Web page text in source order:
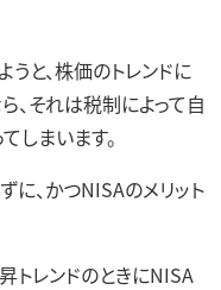
と、株価のトレンドに
、それは税制によって自
しまいます。
に、かつNISAのメリット
トレンドのときにNISA